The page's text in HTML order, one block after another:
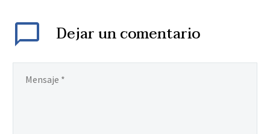
Dejarun comentario